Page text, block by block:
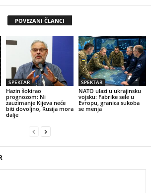
POVEZANI ČLANCI
SPEKTAR
Hazin šokirao
prognozom: Ni
zauzimanje Kijeva neće
biti dovoljno, Rusija mora
dalje
SPEKTAR
NATO ulazi u ukrajinsku
vojsku: Fabrike sele u
Evropu, granica sukoba
se menja